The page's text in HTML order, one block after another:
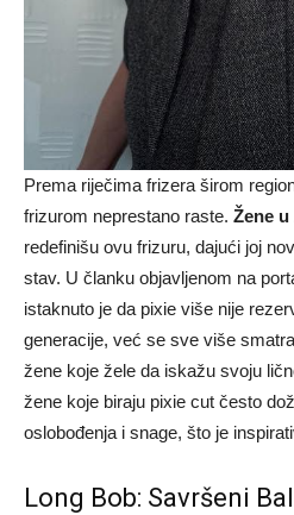
Prema riječima frizera širom
frizurom neprestano raste. Žene
redefinišu ovu frizuru, dajući joj
stav. U članku objavljenom na
istaknuto je da pixie više nije
generacije, već se sve više
žene koje žele da iskažu svoju
žene koje biraju pixie cut često
oslobođenja i snage, što je
Long Bob: Savršeni